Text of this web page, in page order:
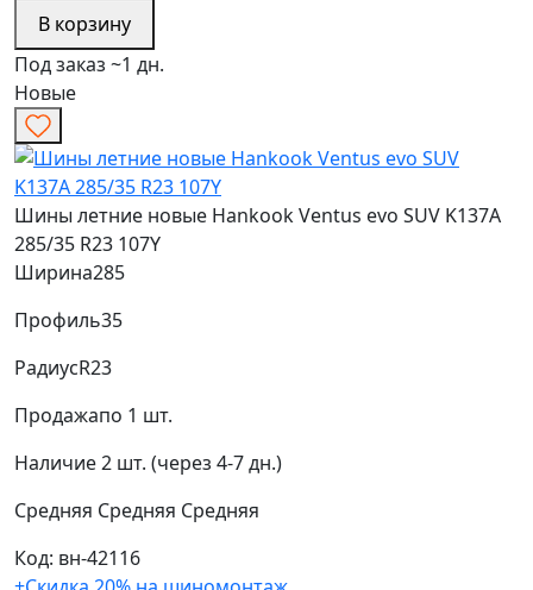
В корзину
Под заказ ~1 дн.
Новые
Шины летние новые Hankook Ventus evo SUV K137A
285/35 R23 107Y
Ширина285
Профиль35
РадиусR23
Продажапо 1 шт.
Наличие2 шт. (через 4-7 дн.)
Средняя Средняя Средняя
Код: вн-42116